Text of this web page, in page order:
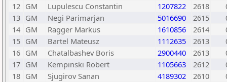
12 GM Lupulescu Constantin 1207822 2618
13 GM Negi Parimarjan 5016690 2615
14 GM Ragger Markus 1610856 2614
15 GM Bartel Mateusz 1112635 2613
16 GM Chatalbashev Boris 2900440 2613
17 GM Kempinski Robert 1105663 2612
18 GM Sjugirov Sanan 4189302 2610